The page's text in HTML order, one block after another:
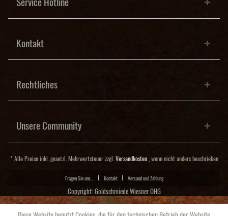
Service Hotline
Kontakt
Rechtliches
Unsere Community
* Alle Preise inkl. gesetzl. Mehrwertsteuer zzgl. Versandkosten, wenn nicht anders beschrieben
Fragen Sie uns... Kontakt Versand und Zahlung
Copyright: Goldschmiede Wiesner OHG